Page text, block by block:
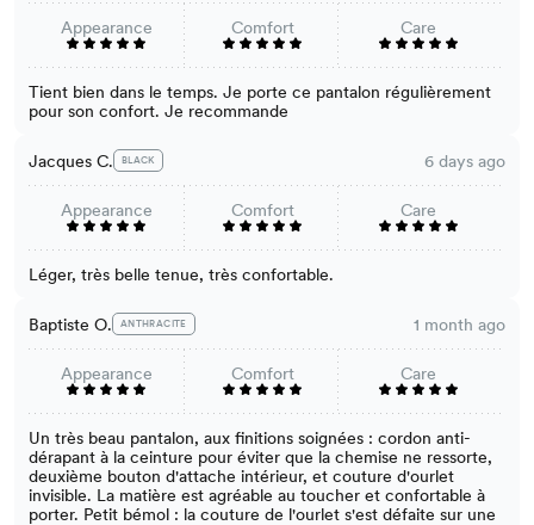
Appearance Comfort Care
Tient bien dans le temps. Je porte ce pantalon régulièrement
pour son confort. Je recommande
Jacques C. BLACK 6 days ago
Appearance Comfort Care
Léger, très belle tenue, très confortable.
Baptiste O. ANTHRACITE 1 month ago
Appearance Comfort Care
Un très beau pantalon, aux finitions soignées : cordon anti-
dérapant à la ceinture pour éviter que la chemise ne ressorte,
deuxième bouton d'attache intérieur, et couture d'ourlet
invisible. La matière est agréable au toucher et confortable à
porter. Petit bémol : la couture de l'ourlet s'est défaite sur une